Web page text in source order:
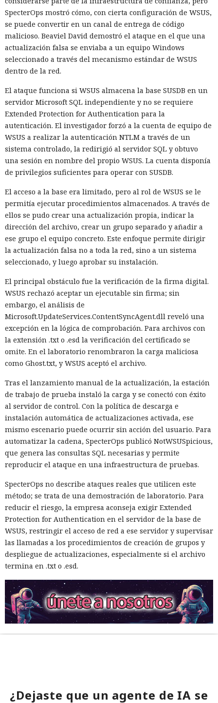
SpecterOps mostró cómo, con cierta configuración de WSUS,
se puede convertir en un canal de entrega de código
malicioso. Beaviel David demostró el ataque en el que una
actualización falsa se enviaba a un equipo Windows
seleccionado a través del mecanismo estándar de WSUS
dentro de la red.
El ataque funciona si WSUS almacena la base SUSDB en un
servidor Microsoft SQL independiente y no se requiere
Extended Protection for Authentication para la
autenticación. El investigador forzó a la cuenta de equipo de
WSUS a realizar la autenticación NTLM a través de un
sistema controlado, la redirigió al servidor SQL y obtuvo
una sesión en nombre del propio WSUS. La cuenta disponía
de privilegios suficientes para operar con SUSDB.
El acceso a la base era limitado, pero al rol de WSUS se le
permitía ejecutar procedimientos almacenados. A través de
ellos se pudo crear una actualización propia, indicar la
dirección del archivo, crear un grupo separado y añadir a
ese grupo el equipo concreto. Este enfoque permite dirigir
la actualización falsa no a toda la red, sino a un sistema
seleccionado, y luego aprobar su instalación.
El principal obstáculo fue la verificación de la firma digital.
WSUS rechazó aceptar un ejecutable sin firma; sin
embargo, el análisis de
Microsoft.UpdateServices.ContentSyncAgent.dll reveló una
excepción en la lógica de comprobación. Para archivos con
la extensión .txt o .esd la verificación del certificado se
omite. En el laboratorio renombraron la carga maliciosa
como Ghost.txt, y WSUS aceptó el archivo.
Tras el lanzamiento manual de la actualización, la estación
de trabajo de prueba instaló la carga y se conectó con éxito
al servidor de control. Con la política de descarga e
instalación automática de actualizaciones activada, ese
mismo escenario puede ocurrir sin acción del usuario. Para
automatizar la cadena, SpecterOps publicó NotWSUSpicious,
que genera las consultas SQL necesarias y permite
reproducir el ataque en una infraestructura de pruebas.
SpecterOps no describe ataques reales que utilicen este
método; se trata de una demostración de laboratorio. Para
reducir el riesgo, la empresa aconseja exigir Extended
Protection for Authentication en el servidor de la base de
WSUS, restringir el acceso de red a ese servidor y supervisar
las llamadas a los procedimientos de creación de grupos y
despliegue de actualizaciones, especialmente si el archivo
termina en .txt o .esd.
¿Dejaste que un agente de IA se